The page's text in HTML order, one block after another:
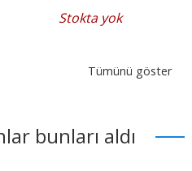
Stokta yok
Tümünü göster
bunları aldı